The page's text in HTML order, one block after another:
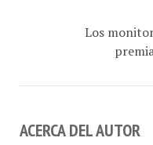
Los
ACERCA DEL AUTOR